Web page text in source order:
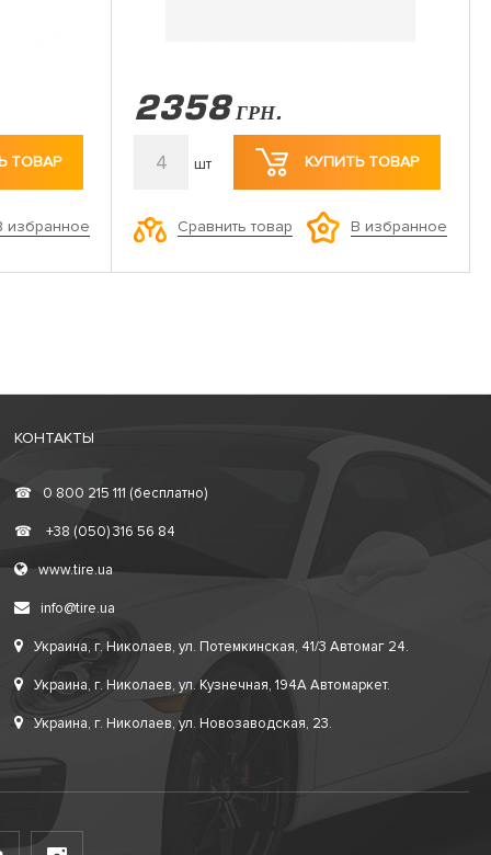
ТОВАР
избранное
2358 ГРН.
4 шт КУПИТЬ ТОВАР
Сравнить товар В избранное
КОНТАКТЫ
☎ 0 800 215 111 (бесплатно)
☎ +38 (050) 316 56 84
www.tire.ua
info@tire.ua
Украина, г. Николаев, ул. Потемкинская, 41/3 Автомаг 24.
Украина, г. Николаев, ул. Кузнечная, 194А Автомаркет.
Украина, г. Николаев, ул. Новозаводская, 23.